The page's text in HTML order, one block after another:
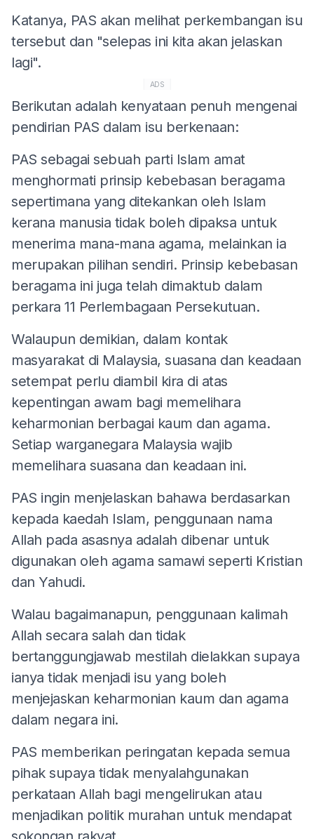
Katanya, PAS akan melihat perkembangan isu
tersebut dan "selepas ini kita akan jelaskan
lagi".
ADS
Berikutan adalah kenyataan penuh mengenai
pendirian PAS dalam isu berkenaan:
PAS sebagai sebuah parti Islam amat
menghormati prinsip kebebasan beragama
sepertimana yang ditekankan oleh Islam
kerana manusia tidak boleh dipaksa untuk
menerima mana-mana agama, melainkan ia
merupakan pilihan sendiri. Prinsip kebebasan
beragama ini juga telah dimaktub dalam
perkara 11 Perlembagaan Persekutuan.
Walaupun demikian, dalam kontak
masyarakat di Malaysia, suasana dan keadaan
setempat perlu diambil kira di atas
kepentingan awam bagi memelihara
keharmonian berbagai kaum dan agama.
Setiap warganegara Malaysia wajib
memelihara suasana dan keadaan ini.
PAS ingin menjelaskan bahawa berdasarkan
kepada kaedah Islam, penggunaan nama
Allah pada asasnya adalah dibenar untuk
digunakan oleh agama samawi seperti Kristian
dan Yahudi.
Walau bagaimanapun, penggunaan kalimah
Allah secara salah dan tidak
bertanggungjawab mestilah dielakkan supaya
ianya tidak menjadi isu yang boleh
menjejaskan keharmonian kaum dan agama
dalam negara ini.
PAS memberikan peringatan kepada semua
pihak supaya tidak menyalahgunakan
perkataan Allah bagi mengelirukan atau
menjadikan politik murahan untuk mendapat